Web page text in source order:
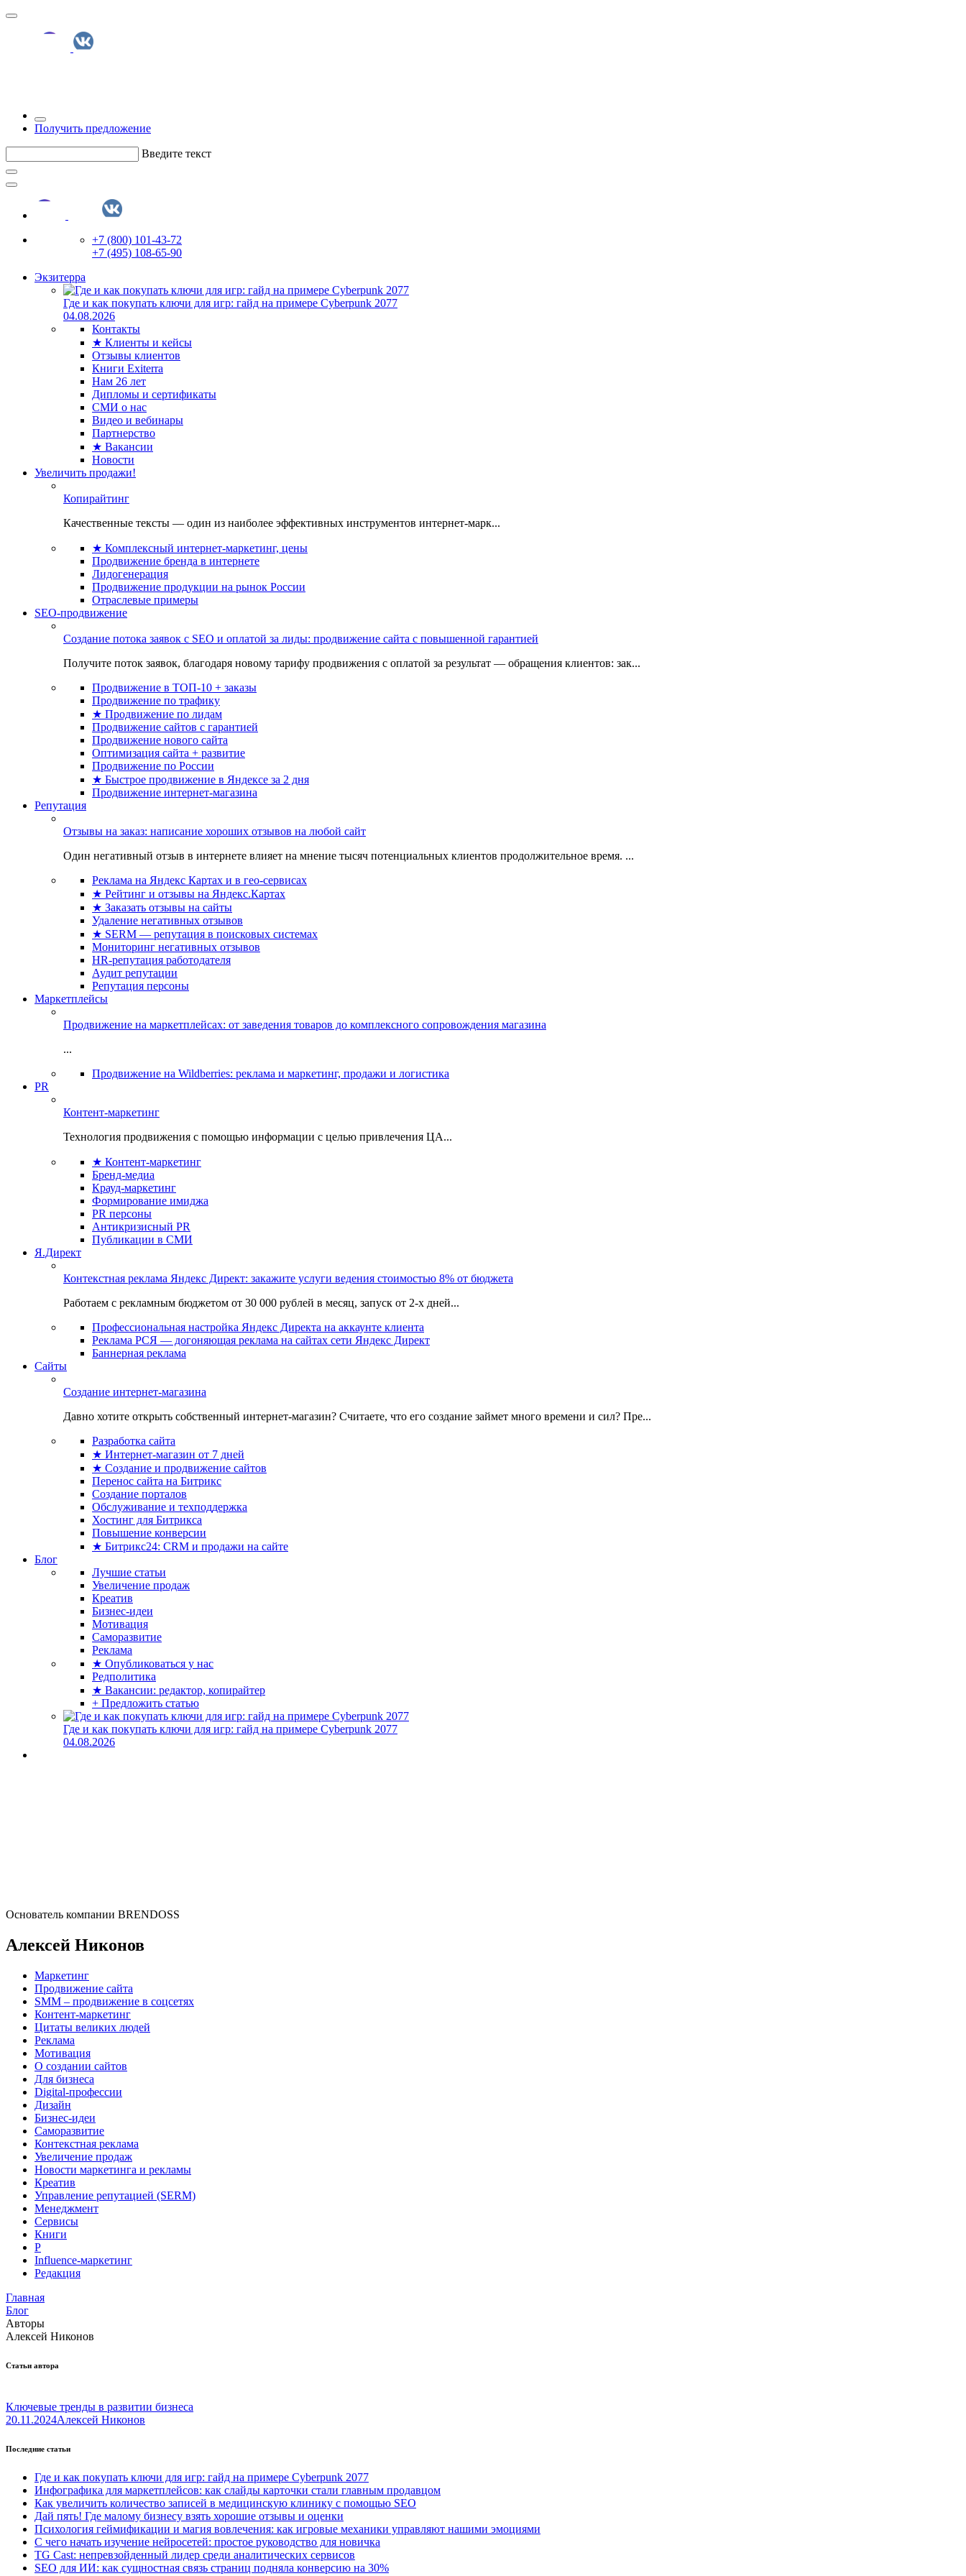
Получить предложение
Введите текст
+7 (800) 101-43-72
+7 (495) 108-65-90
Экзитерра
Где и как покупать ключи для игр: гайд на примере Cyberpunk 2077
04.08.2026
Контакты
★ Клиенты и кейсы
Отзывы клиентов
Книги Exiterra
Нам 26 лет
Дипломы и сертификаты
СМИ о нас
Видео и вебинары
Партнерство
★ Вакансии
Новости
Увеличить продажи!
Копирайтинг
Качественные тексты — один из наиболее эффективных инструментов интернет-марк...
★ Комплексный интернет-маркетинг, цены
Продвижение бренда в интернете
Лидогенерация
Продвижение продукции на рынок России
Отраслевые примеры
SEO-продвижение
Создание потока заявок с SEO и оплатой за лиды: продвижение сайта с повышенной гарантией
Получите поток заявок, благодаря новому тарифу продвижения с оплатой за результат — обращения клиентов: зак...
Продвижение в ТОП-10 + заказы
Продвижение по трафику
★ Продвижение по лидам
Продвижение сайтов с гарантией
Продвижение нового сайта
Оптимизация сайта + развитие
Продвижение по России
★ Быстрое продвижение в Яндексе за 2 дня
Продвижение интернет-магазина
Репутация
Отзывы на заказ: написание хороших отзывов на любой сайт
Один негативный отзыв в интернете влияет на мнение тысяч потенциальных клиентов продолжительное время. ...
Реклама на Яндекс Картах и в гео-сервисах
★ Рейтинг и отзывы на Яндекс.Картах
★ Заказать отзывы на сайты
Удаление негативных отзывов
★ SERM — репутация в поисковых системах
Мониторинг негативных отзывов
HR-репутация работодателя
Аудит репутации
Репутация персоны
Маркетплейсы
Продвижение на маркетплейсах: от заведения товаров до комплексного сопровождения магазина
...
Продвижение на Wildberries: реклама и маркетинг, продажи и логистика
PR
Контент-маркетинг
Технология продвижения с помощью информации с целью привлечения ЦА...
★ Контент-маркетинг
Бренд-медиа
Крауд-маркетинг
Формирование имиджа
PR персоны
Антикризисный PR
Публикации в СМИ
Я.Директ
Контекстная реклама Яндекс Директ: закажите услуги ведения стоимостью 8% от бюджета
Работаем с рекламным бюджетом от 30 000 рублей в месяц, запуск от 2-х дней...
Профессиональная настройка Яндекс Директа на аккаунте клиента
Реклама РСЯ — догоняющая реклама на сайтах сети Яндекс Директ
Баннерная реклама
Сайты
Создание интернет-магазина
Давно хотите открыть собственный интернет-магазин? Считаете, что его создание займет много времени и сил? Пре...
Разработка сайта
★ Интернет-магазин от 7 дней
★ Создание и продвижение сайтов
Перенос сайта на Битрикс
Создание порталов
Обслуживание и техподдержка
Хостинг для Битрикса
Повышение конверсии
★ Битрикс24: CRM и продажи на сайте
Блог
Лучшие статьи
Увеличение продаж
Креатив
Бизнес-идеи
Мотивация
Саморазвитие
Реклама
★ Опубликоваться у нас
Редполитика
★ Вакансии: редактор, копирайтер
+ Предложить статью
Где и как покупать ключи для игр: гайд на примере Cyberpunk 2077
04.08.2026
Основатель компании BRENDOSS
Алексей Никонов
Маркетинг
Продвижение сайта
SMM – продвижение в соцсетях
Контент-маркетинг
Цитаты великих людей
Реклама
Мотивация
О создании сайтов
Для бизнеса
Digital-профессии
Дизайн
Бизнес-идеи
Саморазвитие
Контекстная реклама
Увеличение продаж
Новости маркетинга и рекламы
Креатив
Управление репутацией (SERM)
Менеджмент
Сервисы
Книги
Р
Influence-маркетинг
Редакция
Главная
Блог
Авторы
Алексей Никонов
Статьи автора
Ключевые тренды в развитии бизнеса
20.11.2024Алексей Никонов
Последние статьи
Где и как покупать ключи для игр: гайд на примере Cyberpunk 2077
Инфографика для маркетплейсов: как слайды карточки стали главным продавцом
Как увеличить количество записей в медицинскую клинику с помощью SEO
Дай пять! Где малому бизнесу взять хорошие отзывы и оценки
Психология геймификации и магия вовлечения: как игровые механики управляют нашими эмоциями
С чего начать изучение нейросетей: простое руководство для новичка
TG Cast: непревзойденный лидер среди аналитических сервисов
SEO для ИИ: как сущностная связь страниц подняла конверсию на 30%